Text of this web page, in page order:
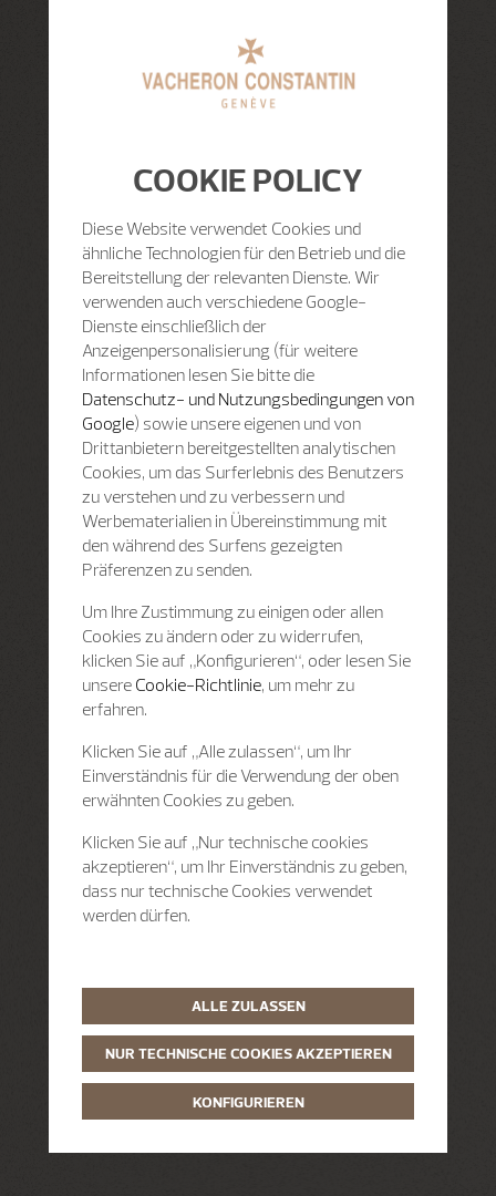
COOKIE POLICY
Diese Website verwendet Cookies und
ähnliche Technologien für den Betrieb und die
Bereitstellung der relevanten Dienste. Wir
verwenden auch verschiedene Google-
Dienste einschließlich der
Anzeigenpersonalisierung (für weitere
Informationen lesen Sie bitte die
Datenschutz- und Nutzungsbedingungen von
Google) sowie unsere eigenen und von
Drittanbietern bereitgestellten analytischen
Cookies, um das Surferlebnis des Benutzers
zu verstehen und zu verbessern und
Werbematerialien in Übereinstimmung mit
den während des Surfens gezeigten
Präferenzen zu senden.
Um Ihre Zustimmung zu einigen oder allen
Cookies zu ändern oder zu widerrufen,
klicken Sie auf „Konfigurieren“, oder lesen Sie
unsere Cookie-Richtlinie, um mehr zu
erfahren.
Klicken Sie auf „Alle zulassen“, um Ihr
Einverständnis für die Verwendung der oben
erwähnten Cookies zu geben.
Klicken Sie auf „Nur technische cookies
akzeptieren“, um Ihr Einverständnis zu geben,
dass nur technische Cookies verwendet
werden dürfen.
ALLE ZULASSEN
NUR TECHNISCHE COOKIES AKZEPTIEREN
KONFIGURIEREN